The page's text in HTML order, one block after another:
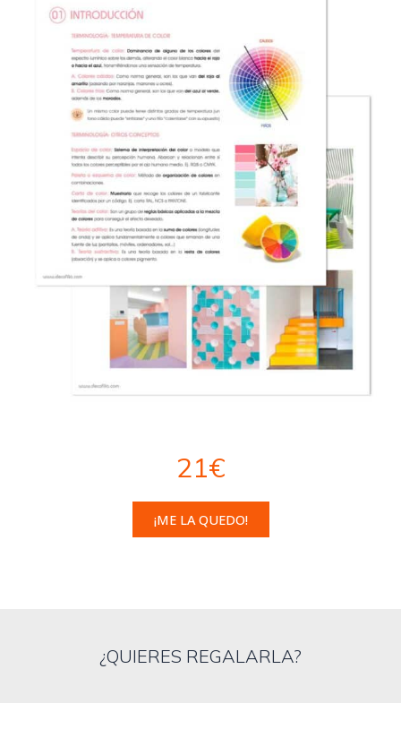
21€
¡ME LA QUEDO!
¿QUIERES REGALARLA?